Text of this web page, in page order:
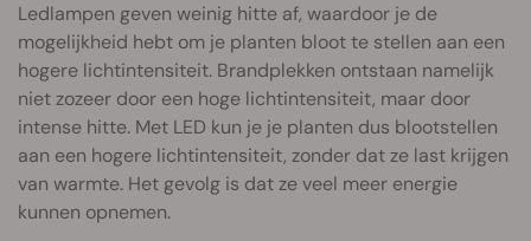
Ledlampen geven weinig hitte af, waardoor je de
mogelijkheid hebt om je planten bloot te stellen aan een
hogere lichtintensiteit. Brandplekken ontstaan namelijk
niet zozeer door een hoge lichtintensiteit, maar door
intense hitte. Met LED kun je je planten dus blootstellen
aan een hogere lichtintensiteit, zonder dat ze last krijgen
van warmte. Het gevolg is dat ze veel meer energie
kunnen opnemen.